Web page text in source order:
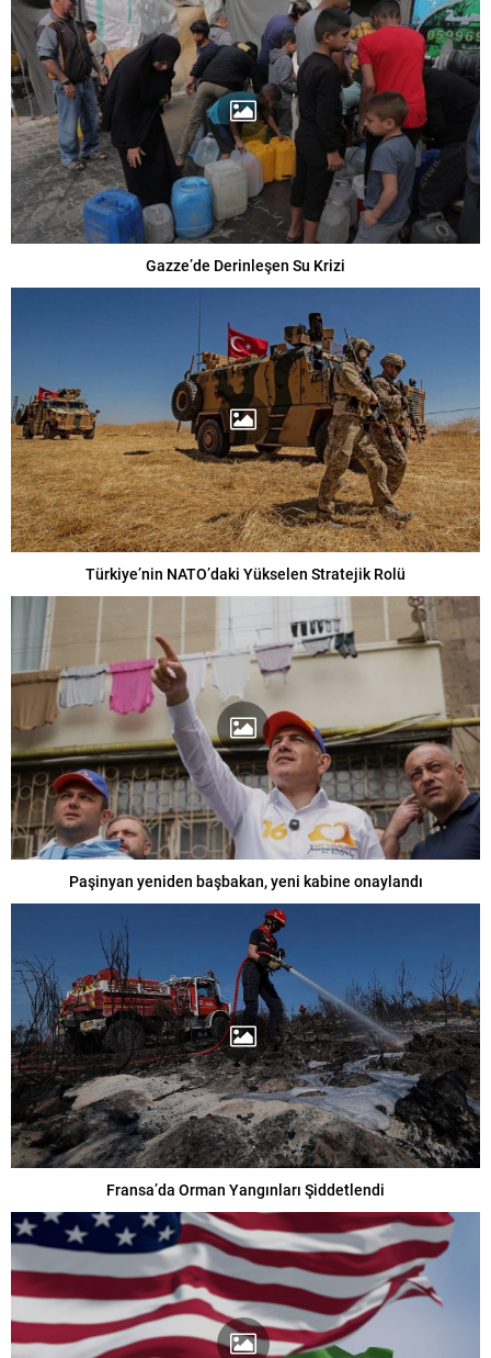
Gazze’de Derinleşen Su Krizi
Türkiye’nin NATO’daki Yükselen Stratejik Rolü
Paşinyan yeniden başbakan, yeni kabine onaylandı
Fransa’da Orman Yangınları Şiddetlendi